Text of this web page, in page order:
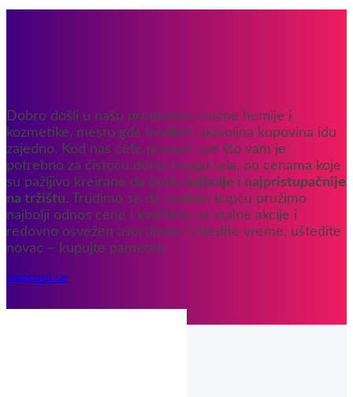
Dobro došli u našu prodavnicu kućne hemije i
kozmetike, mesto gde kvalitet i povoljna kupovina idu
zajedno. Kod nas ćete pronaći sve što vam je
potrebno za čistoću doma i negu tela, po cenama koje
su pažljivo kreirane da budu najbolje i najpristupačnije
na tržištu. Trudimo se da svakom kupcu pružimo
najbolji odnos cene i kvaliteta, uz stalne akcije i
redovno osvežen asortiman. Uštedite vreme, uštedite
novac – kupujte pametno.
registruj se